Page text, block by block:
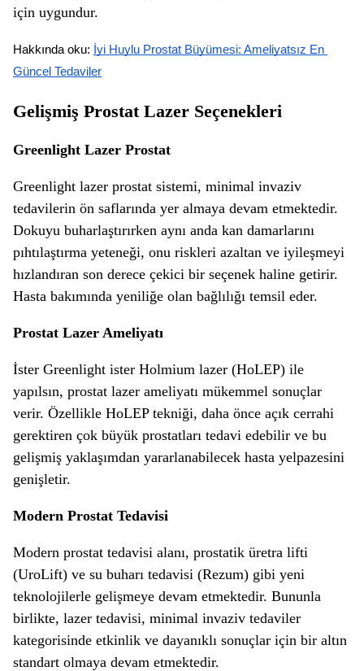
için uygundur.
Hakkında oku: İyi Huylu Prostat Büyümesi: Ameliyatsız En
Güncel Tedaviler
Gelişmiş Prostat Lazer Seçenekleri
Greenlight Lazer Prostat
Greenlight lazer prostat sistemi, minimal invaziv
tedavilerin ön saflarında yer almaya devam etmektedir.
Dokuyu buharlaştırırken aynı anda kan damarlarını
pıhtılaştırma yeteneği, onu riskleri azaltan ve iyileşmeyi
hızlandıran son derece çekici bir seçenek haline getirir.
Hasta bakımında yeniliğe olan bağlılığı temsil eder.
Prostat Lazer Ameliyatı
İster Greenlight ister Holmium lazer (HoLEP) ile
yapılsın, prostat lazer ameliyatı mükemmel sonuçlar
verir. Özellikle HoLEP tekniği, daha önce açık cerrahi
gerektiren çok büyük prostatları tedavi edebilir ve bu
gelişmiş yaklaşımdan yararlanabilecek hasta yelpazesini
genişletir.
Modern Prostat Tedavisi
Modern prostat tedavisi alanı, prostatik üretra lifti
(UroLift) ve su buharı tedavisi (Rezum) gibi yeni
teknolojilerle gelişmeye devam etmektedir. Bununla
birlikte, lazer tedavisi, minimal invaziv tedaviler
kategorisinde etkinlik ve dayanıklı sonuçlar için bir altın
standart olmaya devam etmektedir.